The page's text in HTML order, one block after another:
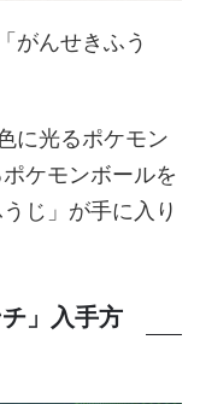
がんせきふう
に光るポケモン
ケモンボールを
じ」が手に入り
」入手方